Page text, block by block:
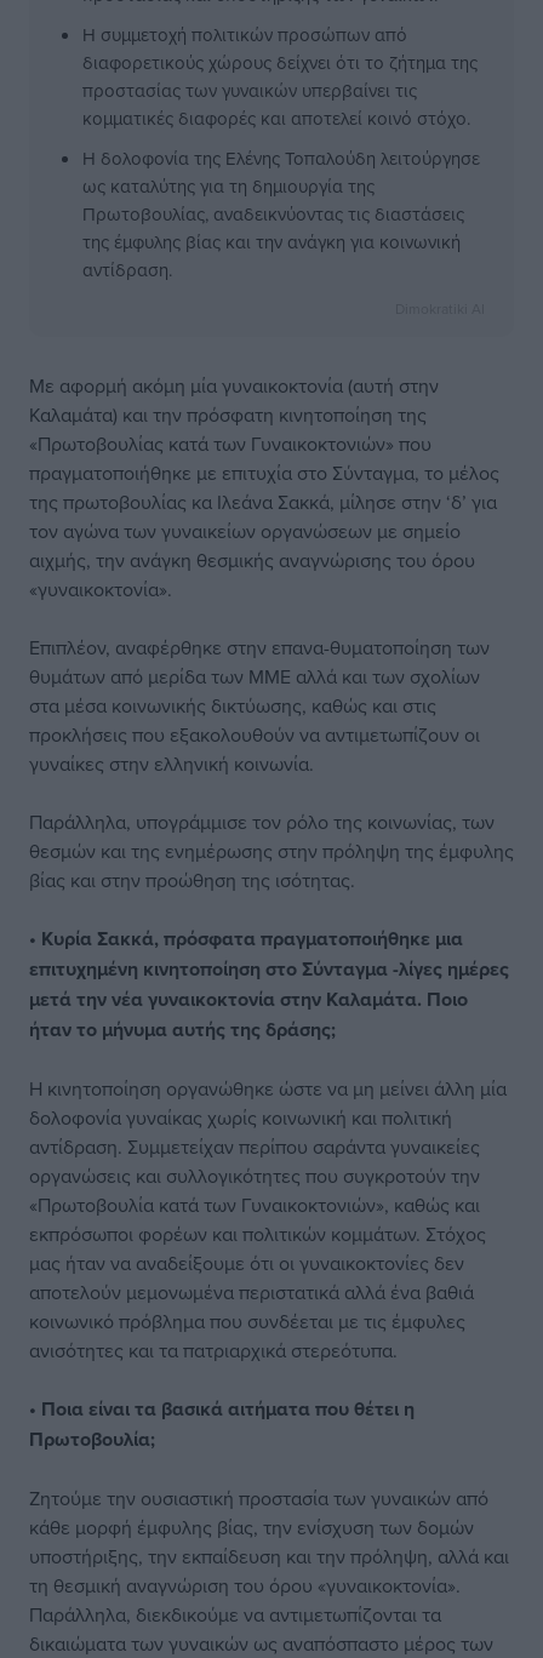
Η συμμετοχή πολιτικών προσώπων από
διαφορετικούς χώρους δείχνει ότι το ζήτημα της
προστασίας των γυναικών υπερβαίνει τις
κομματικές διαφορές και αποτελεί κοινό στόχο.
Η δολοφονία της Ελένης Τοπαλούδη λειτούργησε
ως καταλύτης για τη δημιουργία της
Πρωτοβουλίας, αναδεικνύοντας τις διαστάσεις
της έμφυλης βίας και την ανάγκη για κοινωνική
αντίδραση.
Με αφορμή ακόμη μία γυναικοκτονία (αυτή στην
Καλαμάτα) και την πρόσφατη κινητοποίηση της
«Πρωτοβουλίας κατά των Γυναικοκτονιών» που
πραγματοποιήθηκε με επιτυχία στο Σύνταγμα, το μέλος
της πρωτοβουλίας κα Ιλεάνα Σακκά, μίλησε στην ‘δ’ για
τον αγώνα των γυναικείων οργανώσεων με σημείο
αιχμής, την ανάγκη θεσμικής αναγνώρισης του όρου
«γυναικοκτονία».
Επιπλέον, αναφέρθηκε στην επανα-θυματοποίηση των
θυμάτων από μερίδα των ΜΜΕ αλλά και των σχολίων
στα μέσα κοινωνικής δικτύωσης, καθώς και στις
προκλήσεις που εξακολουθούν να αντιμετωπίζουν οι
γυναίκες στην ελληνική κοινωνία.
Παράλληλα, υπογράμμισε τον ρόλο της κοινωνίας, των
θεσμών και της ενημέρωσης στην πρόληψη της έμφυλης
βίας και στην προώθηση της ισότητας.
• Κυρία Σακκά, πρόσφατα πραγματοποιήθηκε μια
επιτυχημένη κινητοποίηση στο Σύνταγμα -λίγες ημέρες
μετά την νέα γυναικοκτονία στην Καλαμάτα. Ποιο
ήταν το μήνυμα αυτής της δράσης;
Η κινητοποίηση οργανώθηκε ώστε να μη μείνει άλλη μία
δολοφονία γυναίκας χωρίς κοινωνική και πολιτική
αντίδραση. Συμμετείχαν περίπου σαράντα γυναικείες
οργανώσεις και συλλογικότητες που συγκροτούν την
«Πρωτοβουλία κατά των Γυναικοκτονιών», καθώς και
εκπρόσωποι φορέων και πολιτικών κομμάτων. Στόχος
μας ήταν να αναδείξουμε ότι οι γυναικοκτονίες δεν
αποτελούν μεμονωμένα περιστατικά αλλά ένα βαθιά
κοινωνικό πρόβλημα που συνδέεται με τις έμφυλες
ανισότητες και τα πατριαρχικά στερεότυπα.
• Ποια είναι τα βασικά αιτήματα που θέτει η
Πρωτοβουλία;
Ζητούμε την ουσιαστική προστασία των γυναικών από
κάθε μορφή έμφυλης βίας, την ενίσχυση των δομών
υποστήριξης, την εκπαίδευση και την πρόληψη, αλλά και
τη θεσμική αναγνώριση του όρου «γυναικοκτονία».
Παράλληλα, διεκδικούμε να αντιμετωπίζονται τα
δικαιώματα των γυναικών ως αναπόσπαστο μέρος των